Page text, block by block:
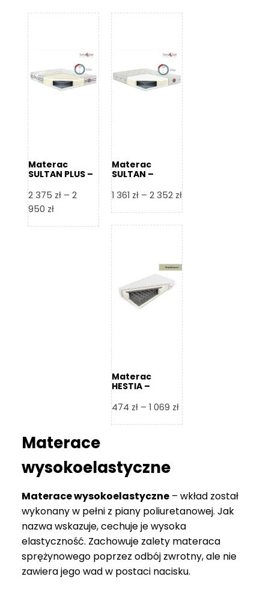
119 zł
Materac
SULTAN PLUS –
2 375 zł – 2
950 złZakres
Materac
SULTAN –
1 361 zł – 2 352 złZakres
cen:
od
1
361 zł
do
2
352 zł
Materac
HESTIA –
474 zł – 1 069 złZakres
cen:
069 zł
Materace
wysokoelastyczne
Materace wysokoelastyczne – wkład został
wykonany w pełni z piany poliuretanowej. Jak
nazwa wskazuje, cechuje je wysoka
elastyczność. Zachowuje zalety materaca
sprężynowego poprzez odbój zwrotny, ale nie
zawiera jego wad w postaci nacisku.